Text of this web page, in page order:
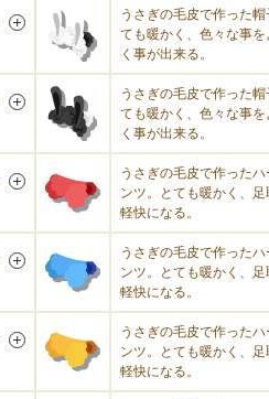
うさぎの毛皮で作った
ても暖かく、色々な事を
く事が出来る。
うさぎの毛皮で作った
ても暖かく、色々な事を
く事が出来る。
うさぎの毛皮で作った
ンツ。とても暖かく、足
軽快になる。
うさぎの毛皮で作った
ンツ。とても暖かく、足
軽快になる。
うさぎの毛皮で作った
ンツ。とても暖かく、足
軽快になる。